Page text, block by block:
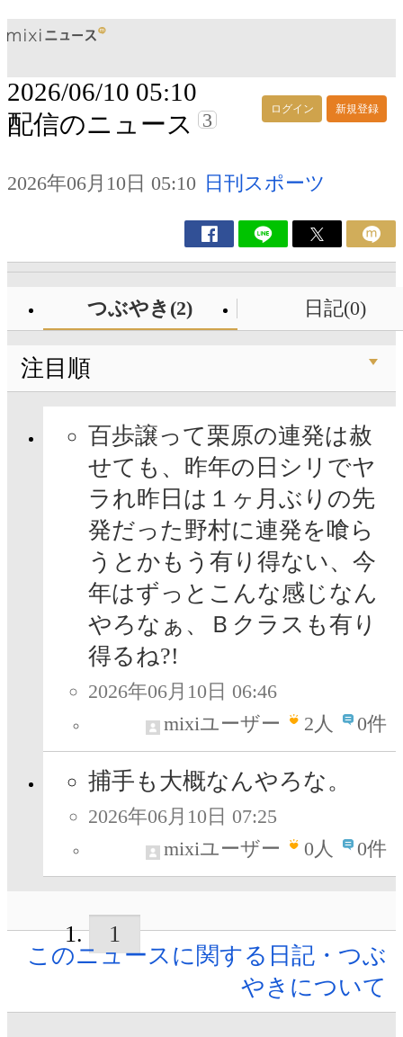
ログイン 新規登録
2026/06/10 05:10
配信のニュース
3
2026年06月10日 05:10 日刊スポーツ
つぶやき(2) 日記(0)
注目順
百歩譲って栗原の連発は赦
せても、昨年の日シリでヤ
ラれ昨日は１ヶ月ぶりの先
発だった野村に連発を喰ら
うとかもう有り得ない、今
年はずっとこんな感じなん
やろなぁ、Ｂクラスも有り
得るね?!
2026年06月10日 06:46
mixiユーザー
2人 0件
捕手も大概なんやろな。
2026年06月10日 07:25
mixiユーザー
0人 0件
1
このニュースに関する日記・つぶ
やきについて